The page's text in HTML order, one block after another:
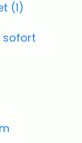
(1)
sofort